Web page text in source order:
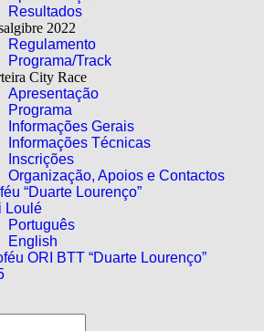
Resultados
2022
Regulamento
Programa/Track
City Race
Apresentação
Programa
Informações Gerais
Informações Técnicas
Inscrições
Organização, Apoios e Contactos
“Duarte Lourenço”
Loulé
Português
English
ORI BTT “Duarte Lourenço”